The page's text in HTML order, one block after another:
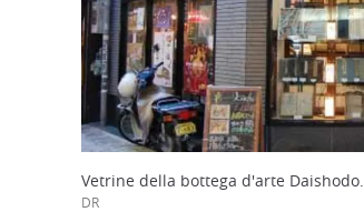
Vetrine della bottega d'arte Daishodo.
DR